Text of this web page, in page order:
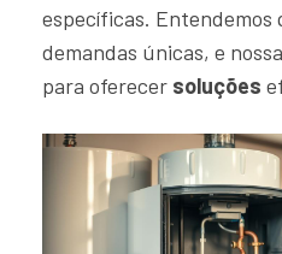
específicas. Entendemos
demandas únicas, e
para oferecer soluções